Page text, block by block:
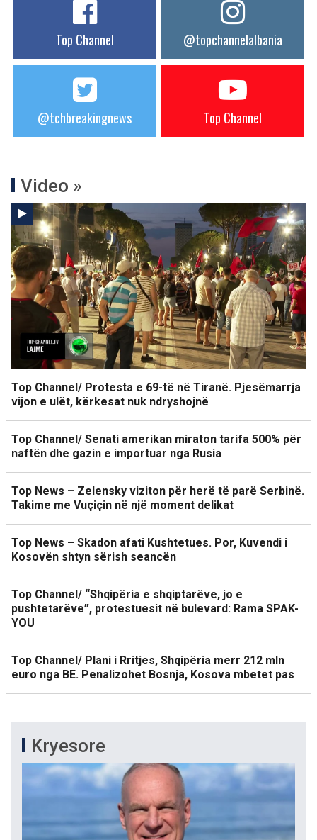
Top Channel @topchannelalbania
@tchbreakingnews Top Channel
Video »
Top Channel/ Protesta e 69-të në Tiranë. Pjesëmarrja
vijon e ulët, kërkesat nuk ndryshojnë
Top Channel/ Senati amerikan miraton tarifa 500% për
naftën dhe gazin e importuar nga Rusia
Top News – Zelensky viziton për herë të parë Serbinë.
Takime me Vuçiçin në një moment delikat
Top News – Skadon afati Kushtetues. Por, Kuvendi i
Kosovën shtyn sërish seancën
Top Channel/ “Shqipëria e shqiptarëve, jo e
pushtetarëve”, protestuesit në bulevard: Rama SPAK-
YOU
Top Channel/ Plani i Rritjes, Shqipëria merr 212 mln
euro nga BE. Penalizohet Bosnja, Kosova mbetet pas
Kryesore